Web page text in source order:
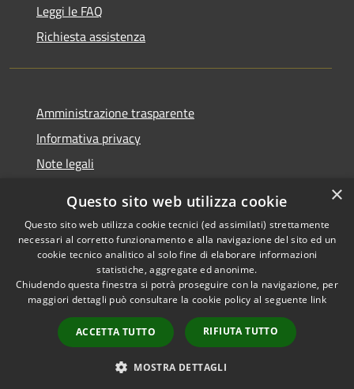
Leggi le FAQ
Richiesta assistenza
Amministrazione trasparente
Informativa privacy
Note legali
Accessibilità
Privacy
Mappa del sito
Copyright © 2026 • Comune di
Fontevivo • Powered by
Municipium•Accesso
redazione
×
Questo sito web utilizza cookie
Questo sito web utilizza cookie tecnici (ed assimilati) strettamente
necessari al corretto funzionamento e alla navigazione del sito ed un
cookie tecnico analitico al solo fine di elaborare informazioni
statistiche, aggregate ed anonime.
Chiudendo questa finestra si potrà proseguire con la navigazione, per
maggiori dettagli può consultare la cookie policy al seguente link
ACCETTA TUTTO RIFIUTA TUTTO
MOSTRA DETTAGLI